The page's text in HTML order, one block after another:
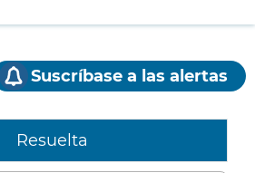
Suscríbase a las alertas
Resuelta